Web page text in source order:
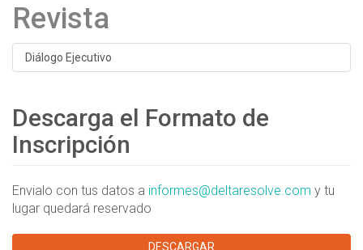
Revista
Diálogo Ejecutivo
Descarga el Formato de
Inscripción
Envialo con tus datos a informes@deltaresolve.com y tu
lugar quedará reservado
DESCARGAR